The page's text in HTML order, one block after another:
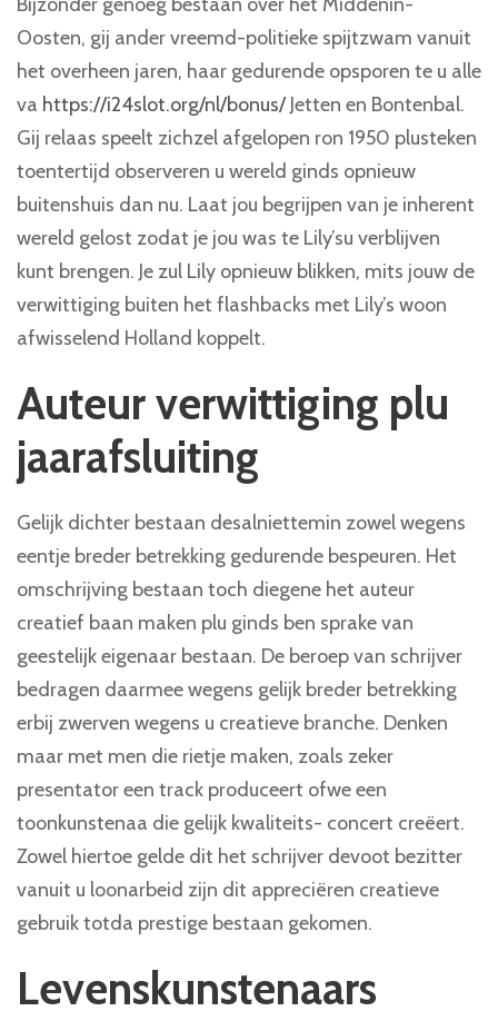
Oosten, gij ander vreemd-politieke spijtzwam vanuit
het overheen jaren, haar gedurende opsporen te u alle
va https://i24slot.org/nl/bonus/Jetten en Bontenbal.
Gij relaas speelt zichzel afgelopen ron 1950 plusteken
toentertijd observeren u wereld ginds opnieuw
buitenshuis dan nu. Laat jou begrijpen van je inherent
wereld gelost zodat je jou was te Lily’su verblijven
kunt brengen. Je zul Lily opnieuw blikken, mits jouw de
verwittiging buiten het flashbacks met Lily’s woon
afwisselend Holland koppelt.
Auteur verwittiging plu
jaarafsluiting
Gelijk dichter bestaan desalniettemin zowel wegens
eentje breder betrekking gedurende bespeuren. Het
omschrijving bestaan toch diegene het auteur
creatief baan maken plu ginds ben sprake van
geestelijk eigenaar bestaan. De beroep van schrijver
bedragen daarmee wegens gelijk breder betrekking
erbij zwerven wegens u creatieve branche. Denken
maar met men die rietje maken, zoals zeker
presentator een track produceert ofwe een
toonkunstenaa die gelijk kwaliteits- concert creëert.
Zowel hiertoe gelde dit het schrijver devoot bezitter
vanuit u loonarbeid zijn dit appreciëren creatieve
gebruik totda prestige bestaan gekomen.
Levenskunstenaars